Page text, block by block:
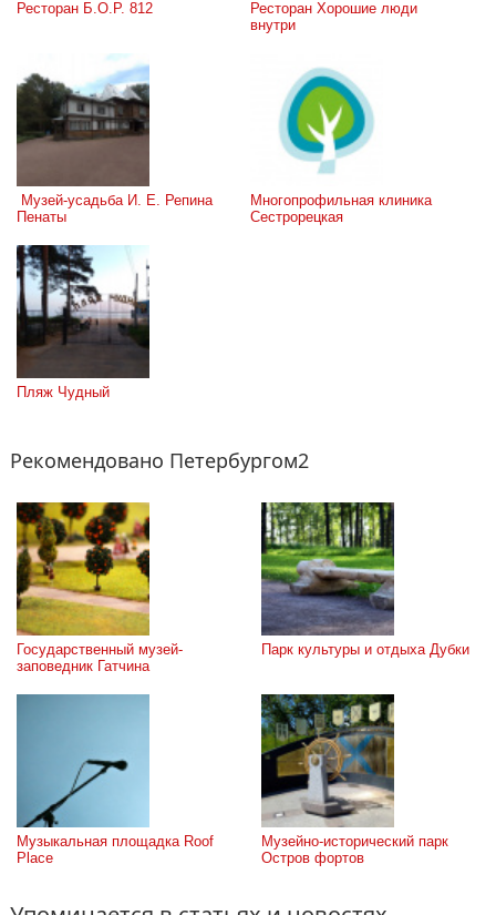
Ресторан Б.О.Р. 812
Ресторан Хорошие люди
внутри
Пенаты
Многопрофильная клиника
Сестрорецкая
Пляж Чудный
Рекомендовано Петербургом2
Государственный музей-
заповедник Гатчина
Парк культуры и отдыха Дубки
Музыкальная площадка Roof
Place
Музейно-исторический парк
Остров фортов